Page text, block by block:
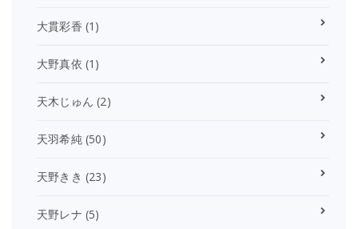
大貫彩香 (1)
大野真依 (1)
天木じゅん (2)
天羽希純(50)
天野きき (23)
天野レナ (5)